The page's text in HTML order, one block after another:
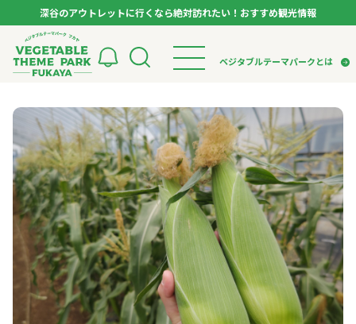
深谷のアウトレットに行くなら絶対訪れたい！おすすめ観光情報
ベジタブルテーマパークとは
検索
トップページ
モデルコース
スポット
イベント
体験
特集記事
ベジタブルテーマパークとは
VTPキャストミーティング
パートナー企業について
市長インタビュー
生産者インタビュー
アンバサダー
お役立ち情報
レシピ集